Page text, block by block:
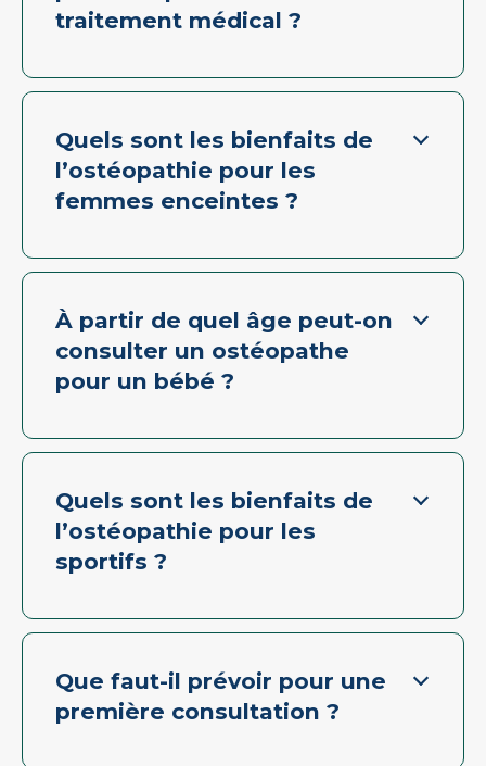
traitement médical ?
Quels sont les bienfaits de
l’ostéopathie pour les
femmes enceintes ?
À partir de quel âge peut-on
consulter un ostéopathe
pour un bébé ?
Quels sont les bienfaits de
l’ostéopathie pour les
sportifs ?
Que faut-il prévoir pour une
première consultation ?